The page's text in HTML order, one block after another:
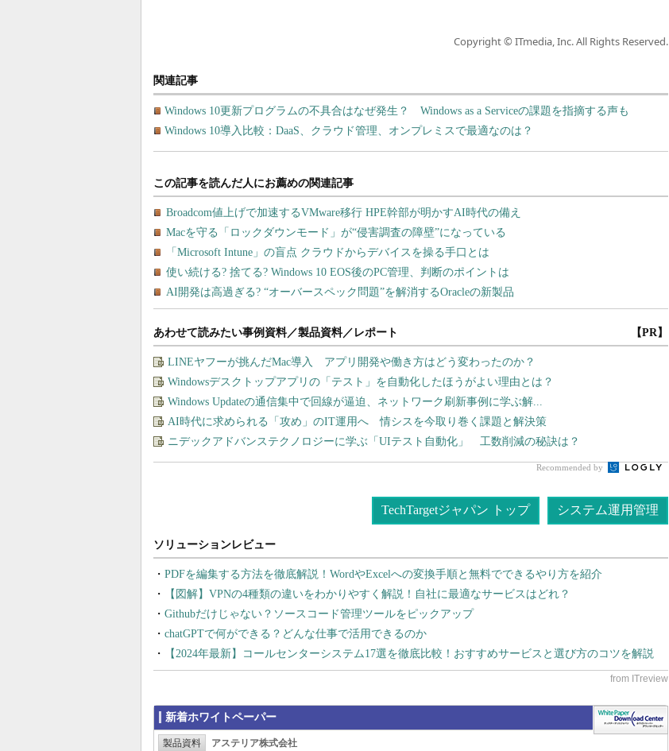
Copyright © ITmedia, Inc. All Rights Reserved.
関連記事
Windows 10更新プログラムの不具合はなぜ発生？ Windows as a Serviceの課題を指摘する声も
Windows 10導入比較：DaaS、クラウド管理、オンプレミスで最適なのは？
あわせて読みたい事例資料／製品資料／レポート 【PR】
LINEヤフーが挑んだMac導入 アプリ開発や働き方はどう変わったのか？
Windowsデスクトップアプリの「テスト」を自動化したほうがよい理由とは？
Windows Updateの通信集中で回線が逼迫、ネットワーク刷新事例に学ぶ解...
AI時代に求められる「攻め」のIT運用へ 情シスを今取り巻く課題と解決策
ニデックアドバンステクノロジーに学ぶ「UIテスト自動化」 工数削減の秘訣は？
Recommended by
TechTargetジャパン トップ システム運用管理
PDFを編集する方法を徹底解説！WordやExcelへの変換手順と無料でできるやり方を紹介
【図解】VPNの4種類の違いをわかりやすく解説！自社に最適なサービスはどれ？
Githubだけじゃない？ソースコード管理ツールをピックアップ
chatGPTで何ができる？どんな仕事で活用できるのか
【2024年最新】コールセンターシステム17選を徹底比較！おすすめサービスと選び方のコツを解説
新着ホワイトペーパー
製品資料 アステリア株式会社